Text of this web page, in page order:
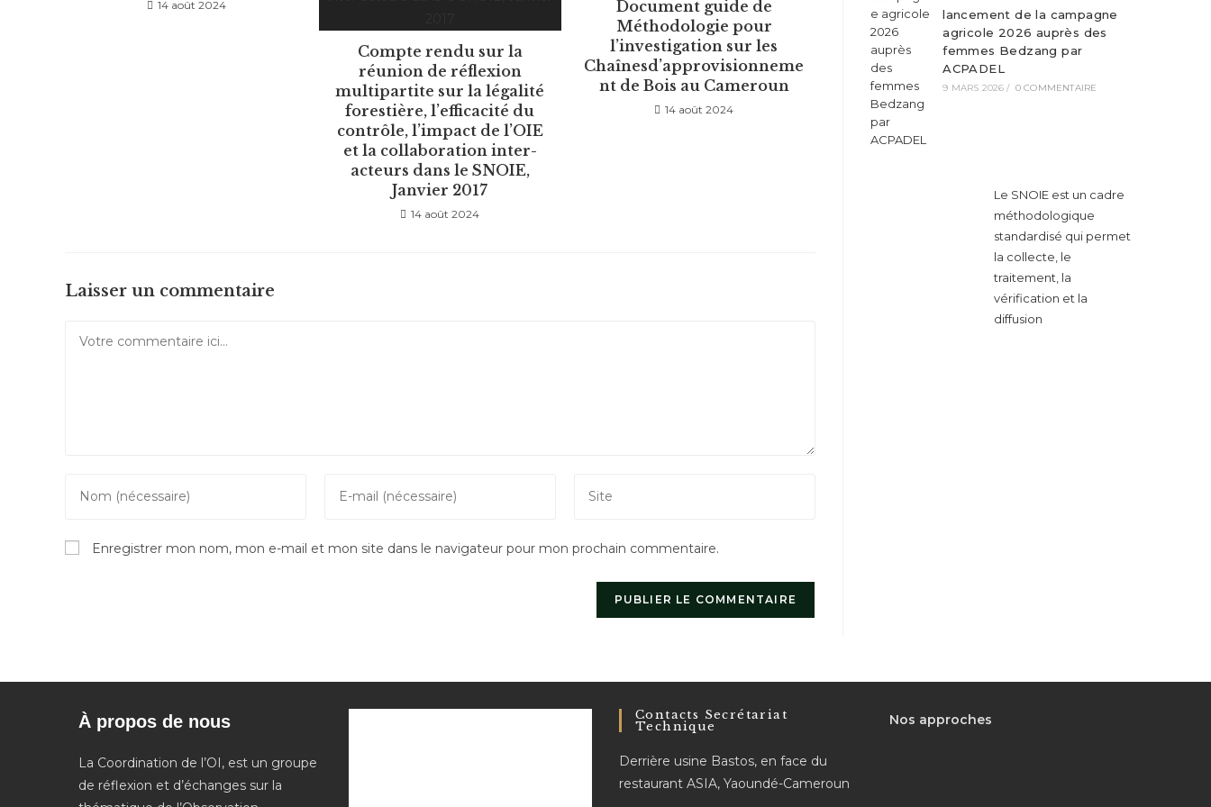
14 août 2024
Compte rendu sur la
réunion de réflexion
multipartite sur la légalité
forestière, l’efficacité du
contrôle, l’impact de l’OIE
et la collaboration inter-
acteurs dans le SNOIE,
Janvier 2017
14 août 2024
Document guide de
Méthodologie pour
l’investigation sur les
Chaînesd’approvisionneme
nt de Bois au Cameroun
14 août 2024
Laisser un commentaire
your
or
your
address
l’URL
votre
(facultatif)
Enregistrer mon nom, mon e-mail et mon site dans le navigateur pour mon prochain commentaire.
lancement de la campagne
agricole 2026 auprès des
femmes Bedzang par
ACPADEL
9 MARS 2026 / 0 COMMENTAIRE
Le SNOIE est un cadre
méthodologique
standardisé qui permet
la collecte, le
traitement, la
vérification et la
diffusion
À propos de nous
La Coordination de l’OI, est un groupe
de réflexion et d’échanges sur la
Contacts Secrétariat
Technique
Derrière usine Bastos, en face du
restaurant ASIA, Yaoundé-Cameroun
Nos approches